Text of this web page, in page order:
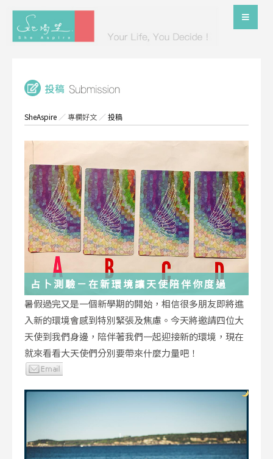
SheAspire ／專欄好文 ／投稿
占卜測驗－在新環境讓天使陪伴你度過
暑假過完又是一個新學期的開始，相信很多朋友即將進
入新的環境會感到特別緊張及焦慮。今天將邀請四位大
天使到我們身邊，陪伴著我們一起迎接新的環境，現在
就來看看大天使們分別要帶來什麼力量吧！